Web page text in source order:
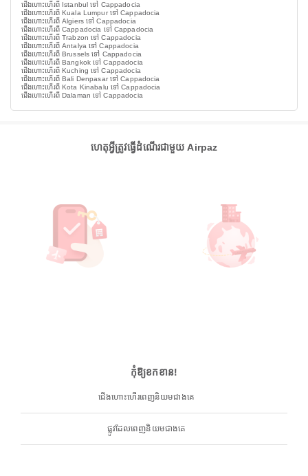
ជើងហោះហើរពី Istanbul ទៅ Cappadocia
ជើងហោះហើរពី Kuala Lumpur ទៅ Cappadocia
ជើងហោះហើរពី Algiers ទៅ Cappadocia
ជើងហោះហើរពី Cappadocia ទៅ Cappadocia
ជើងហោះហើរពី Trabzon ទៅ Cappadocia
ជើងហោះហើរពី Antalya ទៅ Cappadocia
ជើងហោះហើរពី Brussels ទៅ Cappadocia
ជើងហោះហើរពី Bangkok ទៅ Cappadocia
ជើងហោះហើរពី Kuching ទៅ Cappadocia
ជើងហោះហើរពី Bali Denpasar ទៅ Cappadocia
ជើងហោះហើរពី Kota Kinabalu ទៅ Cappadocia
ជើងហោះហើរពី Dalaman ទៅ Cappadocia
ហេតុអ្វីត្រូវធ្វើដំណើរជាមួយ Airpaz
កុំឱ្យខកខាន!
ជើងហោះហើរពេញនិយមជាងគេ
ផ្លូវដែលពេញនិយមជាងគេ